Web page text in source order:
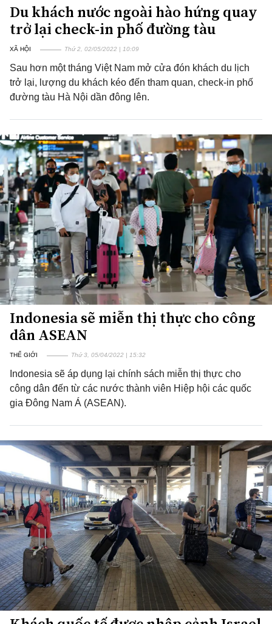
Du khách nước ngoài hào hứng quay
trở lại check-in phố đường tàu
XÃ HỘI Thứ 2, 02/05/2022 | 10:09
Sau hơn một tháng Việt Nam mở cửa đón khách du lịch
trở lại, lượng du khách kéo đến tham quan, check-in phố
đường tàu Hà Nội dần đông lên.
Indonesia sẽ miễn thị thực cho công
dân ASEAN
THẾ GIỚI Thứ 3, 05/04/2022 | 15:32
Indonesia sẽ áp dụng lại chính sách miễn thị thực cho
công dân đến từ các nước thành viên Hiệp hội các quốc
gia Đông Nam Á (ASEAN).